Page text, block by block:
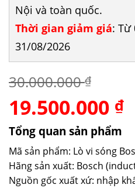
Nội và toàn quốc.
Thời gian giảm giá: Từ
31/08/2026
30.000.000₫
Giá
gốc
là:
30.000.000 ₫.
19.500.000 ₫
Tổng quan sản phẩm
Mã sản phẩm: Lò vi sóng
Hãng sản xuất: Bosch
Nguồn gốc xuất xứ: nhập